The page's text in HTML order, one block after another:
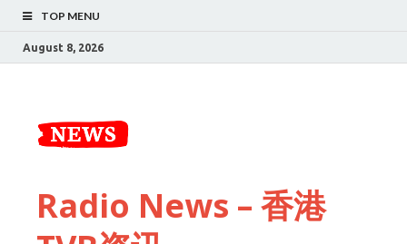
TOP MENU
August 8, 2026
Radio News – 香港